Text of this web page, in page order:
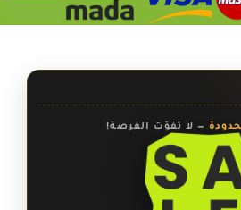
— لا تفوّت الفرصة!